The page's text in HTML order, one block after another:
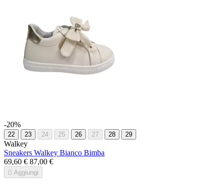
-20%
22 23 24 25 26 27 28 29
Walkey
Sneakers Walkey Bianco Bimba
69,60 € 87,00 €
 Aggiungi